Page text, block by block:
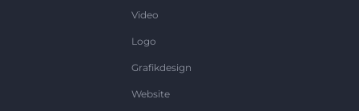
Video
Logo
Grafikdesign
Website